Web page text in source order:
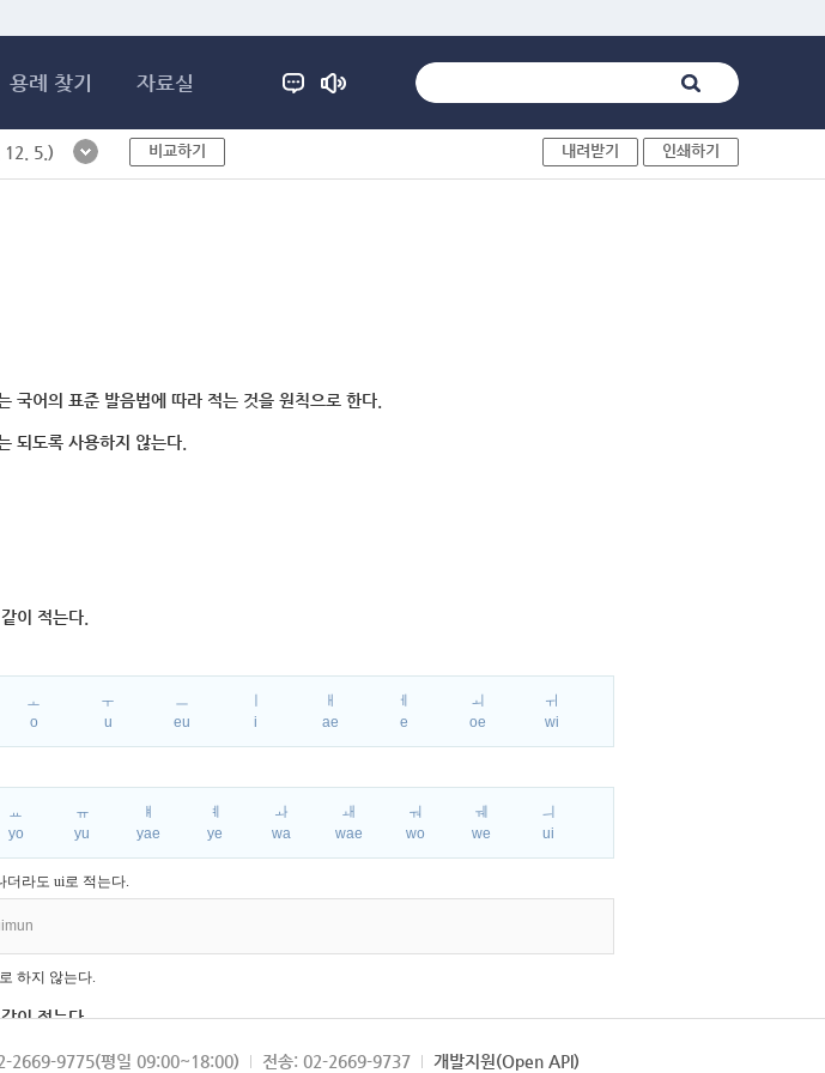
용례 찾기 자료실
12. 5.) 비교하기 내려받기 인쇄하기
국어의 표준 발음법에 따라 적는 것을 원칙으로 한다.
되도록 사용하지 않는다.
이 적는다.
ㅗ
o
ㅜ
u
ㅡ
eu
i
ㅐ
ae
ㅔ
e
ㅚ
oe
ㅟ
wi
ㅛ
yo
ㅠ
yu
ㅒ
yae
ㅖ
ye
ㅘ
wa
ㅙ
wae
ㅝ
wo
ㅞ
we
ㅢ
ui
더라도 ui로 적는다.
하지 않는다.
이 적는다.
2669-9775(평일 09:00~18:00) 전송: 02-2669-9737 개발지원(Open API)